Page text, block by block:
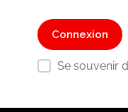
Se souvenir